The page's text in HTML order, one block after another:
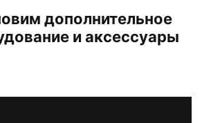
дополнительное
и аксессуары